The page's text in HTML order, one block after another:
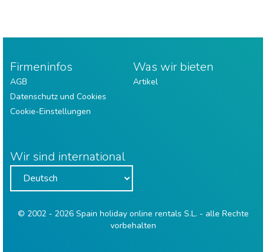
Firmeninfos
AGB
Datenschutz und Cookies
Cookie-Einstellungen
Was wir bieten
Artikel
Wir sind international
© 2002 - 2026 Spain holiday online rentals S.L. - alle Rechte
vorbehalten